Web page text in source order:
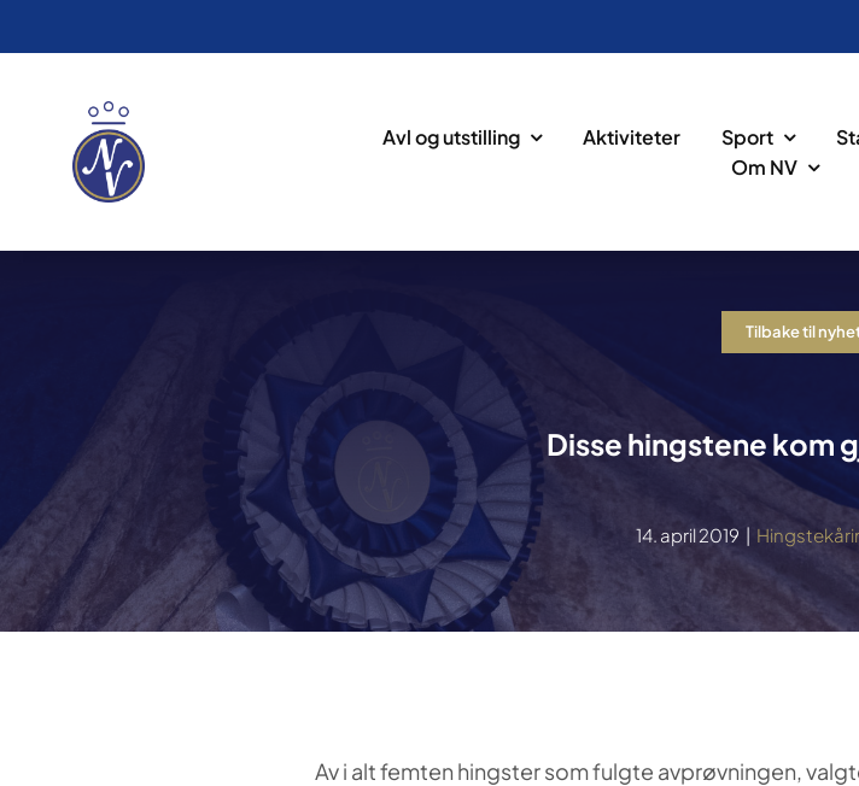
Avl og utstilling Aktiviteter Sport
Om NV
Tilbake til
Disse hingstene kom
14. april 2019 |
Av i alt femten hingster som fulgte avprøvningen,